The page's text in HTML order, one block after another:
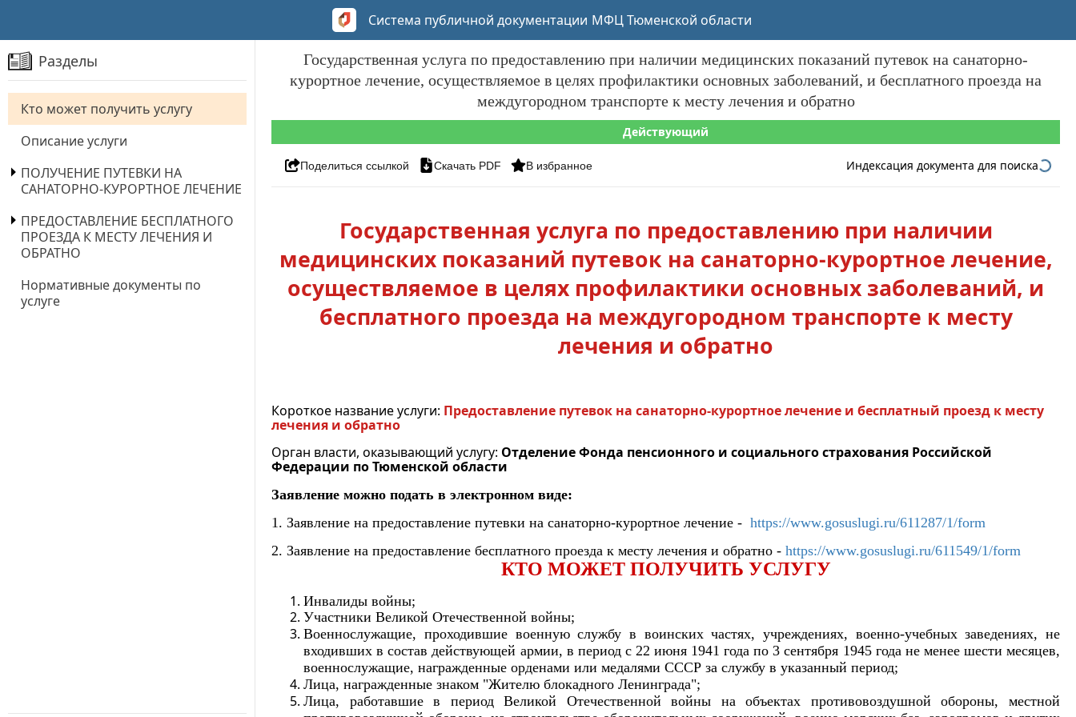
Система публичной документации МФЦ Тюменской области
Разделы
Кто может получить услугу
Описание услуги
ПОЛУЧЕНИЕ ПУТЕВКИ НА
САНАТОРНО-КУРОРТНОЕ ЛЕЧЕНИЕ
ПРЕДОСТАВЛЕНИЕ БЕСПЛАТНОГО
ПРОЕЗДА К МЕСТУ ЛЕЧЕНИЯ И
ОБРАТНО
Нормативные документы по
услуге
Государственная услуга по предоставлению при наличии медицинских показаний путевок на санаторно-
курортное лечение, осуществляемое в целях профилактики основных заболеваний, и бесплатного проезда на
междугородном транспорте к месту лечения и обратно
Действующий
Поделиться ссылкой Скачать PDF В избранное Индексация документа для поиска
Государственная услуга по предоставлению при наличии
медицинских показаний путевок на санаторно-курортное лечение,
осуществляемое в целях профилактики основных заболеваний, и
бесплатного проезда на междугородном транспорте к месту
лечения и обратно
Короткое название услуги: Предоставление путевок на санаторно-курортное лечение и бесплатный проезд к месту
лечения и обратно
Орган власти, оказывающий услугу: Отделение Фонда пенсионного и социального страхования Российской
Федерации по Тюменской области
Заявление можно подать в электронном виде:
1. Заявление на предоставление путевки на санаторно-курортное лечение -https://www.gosuslugi.ru/611287/1/form
2. Заявление на предоставление бесплатного проезда к месту лечения и обратно -https://www.gosuslugi.ru/611549/1/form
КТО МОЖЕТ ПОЛУЧИТЬ УСЛУГУ
Инвалиды войны;
Участники Великой Отечественной войны;
Военнослужащие, проходившие военную службу в воинских частях, учреждениях, военно-учебных заведениях, не
входивших в состав действующей армии, в период с 22 июня 1941 года по 3 сентября 1945 года не менее шести месяцев,
военнослужащие, награжденные орденами или медалями СССР за службу в указанный период;
Лица, награжденные знаком "Жителю блокадного Ленинграда";
Лица, работавшие в период Великой Отечественной войны на объектах противовоздушной обороны, местной